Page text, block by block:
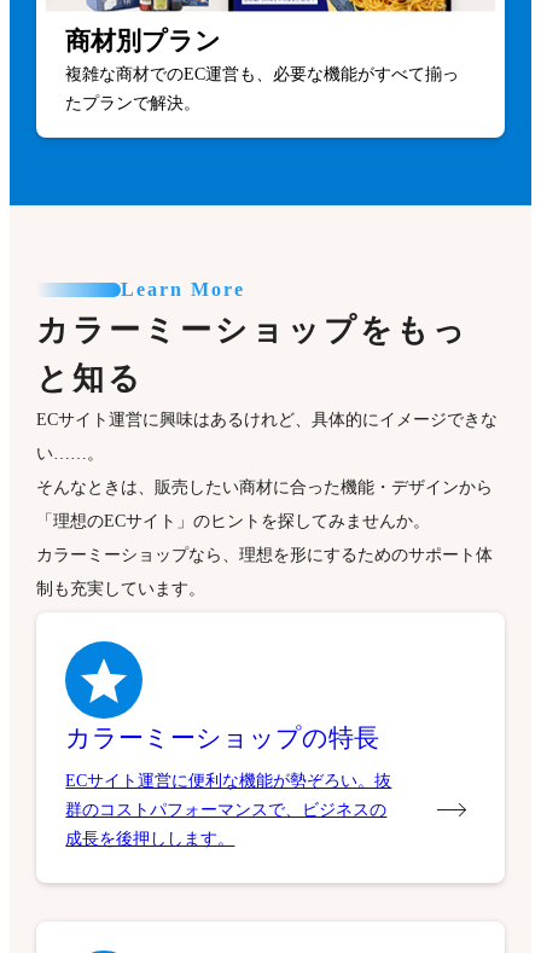
商材別プラン
複雑な商材でのEC運営も、必要な機能がすべて揃っ
たプランで解決。
Learn More
カラーミーショップをもっ
と知る
ECサイト運営に興味はあるけれど、具体的にイメージできな
い……。
そんなときは、販売したい商材に合った機能・デザインから
「理想のECサイト」のヒントを探してみませんか。
カラーミーショップなら、理想を形にするためのサポート体
制も充実しています。
カラーミーショップの特長
ECサイト運営に便利な機能が勢ぞろい。抜
群のコストパフォーマンスで、ビジネスの
成長を後押しします。